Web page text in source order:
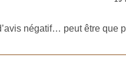
négatif… peut être que